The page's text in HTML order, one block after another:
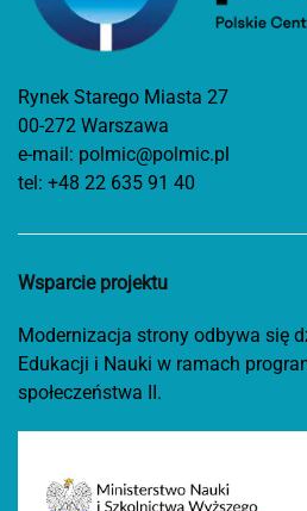
Rynek Starego Miasta 27
00-272 Warszawa
e-mail: polmic@polmic.pl
tel: +48 22 635 91 40
Wsparcie projektu
Modernizacja strony odbywa się
Edukacji i Nauki w ramach
społeczeństwa II.